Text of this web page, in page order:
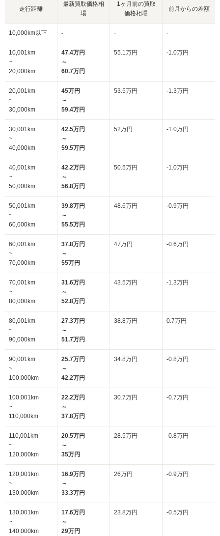
走行距離
最新買取価格相
場
1ヶ月前の買取
価格相場
前月からの差額
10,000km以下 - - -
10,001km
~
20,000km
47.4万円
～
60.7万円
55.1万円 -1.0万円
20,001km
~
30,000km
45万円
～
59.4万円
53.5万円 -1.3万円
30,001km
~
40,000km
42.5万円
～
59.5万円
52万円 -1.0万円
40,001km
~
50,000km
42.2万円
～
56.8万円
50.5万円 -1.0万円
50,001km
~
60,000km
39.8万円
～
55.5万円
48.6万円 -0.9万円
60,001km
~
70,000km
37.8万円
～
55万円
47万円 -0.6万円
70,001km
~
80,000km
31.6万円
～
52.8万円
43.5万円 -1.3万円
80,001km
~
90,000km
27.3万円
～
51.7万円
38.8万円 0.7万円
90,001km
~
100,000km
25.7万円
～
42.2万円
34.8万円 -0.8万円
100,001km
~
110,000km
22.2万円
～
37.8万円
30.7万円 -0.7万円
110,001km
~
120,000km
20.5万円
～
35万円
28.5万円 -0.8万円
120,001km
~
130,000km
16.9万円
～
33.3万円
26万円 -0.9万円
130,001km
~
140,000km
17.6万円
～
29万円
23.8万円 -0.5万円